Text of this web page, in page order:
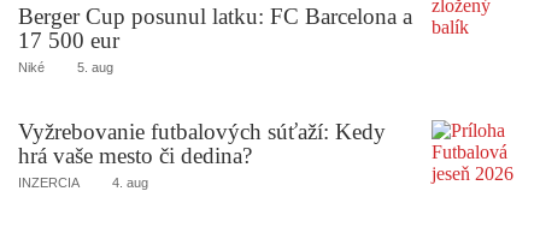
Berger Cup posunul latku: FC Barcelona a
17 500 eur
Niké 5. aug
Vyžrebovanie futbalových súťaží: Kedy
hrá vaše mesto či dedina?
INZERCIA 4. aug